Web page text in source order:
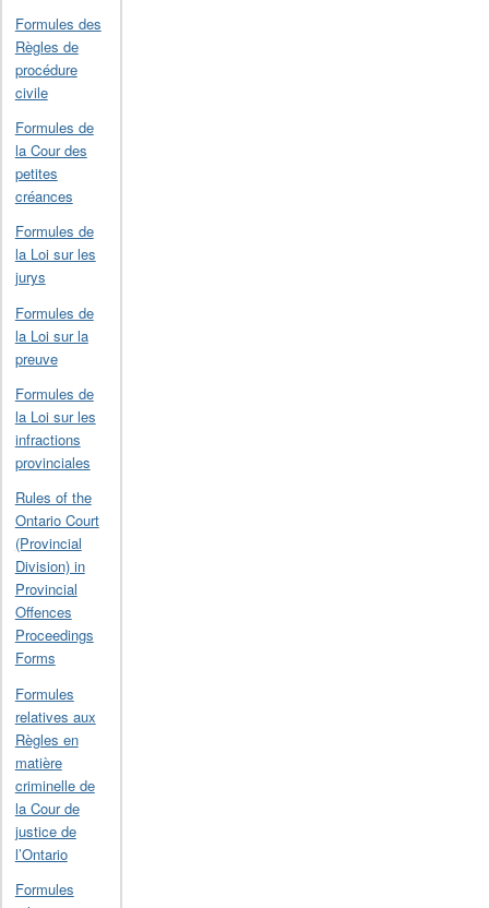
Formules des
Règles de
procédure
civile
Formules de
la Cour des
petites
créances
Formules de
la Loi sur les
jurys
Formules de
la Loi sur la
preuve
Formules de
la Loi sur les
infractions
provinciales
Rules of the
Ontario Court
(Provincial
Division) in
Provincial
Offences
Proceedings
Forms
Formules
relatives aux
Règles en
matière
criminelle de
la Cour de
justice de
l’Ontario
Formules